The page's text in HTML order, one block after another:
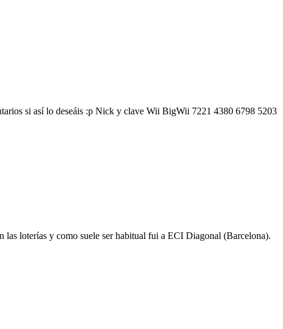
si así lo deseáis :p Nick y clave Wii BigWii 7221 4380 6798 5203
las loterías y como suele ser habitual fui a ECI Diagonal (Barcelona).